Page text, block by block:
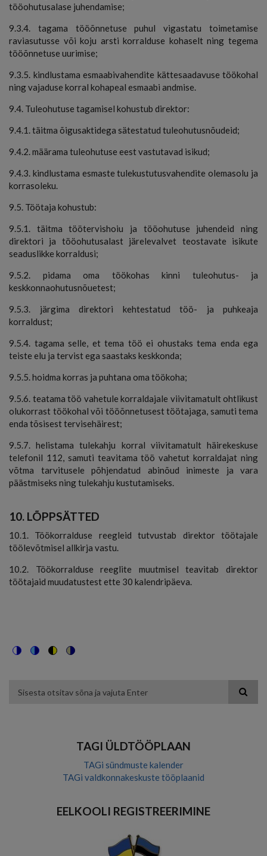
tööohutusalase juhendamise;
9.3.4. tagama tööõnnetuse puhul vigastatu toimetamise
raviasutusse või koju arsti korralduse kohaselt ning tegema
tööõnnetuse uurimise;
9.3.5. kindlustama esmaabivahendite kättesaadavuse töökohal
ning vajaduse korral kohapeal esmaabi andmise.
9.4. Tuleohutuse tagamisel kohustub direktor:
9.4.1. täitma õigusaktidega sätestatud tuleohutusnõudeid;
9.4.2. määrama tuleohutuse eest vastutavad isikud;
9.4.3. kindlustama esmaste tulekustutusvahendite olemasolu ja
korrasoleku.
9.5. Töötaja kohustub:
9.5.1. täitma töötervishoiu ja tööohutuse juhendeid ning
direktori ja tööohutusalast järelevalvet teostavate isikute
seaduslikke korraldusi;
9.5.2. pidama oma töökohas kinni tuleohutus- ja
keskkonnaohutusnõuetest;
9.5.3. järgima direktori kehtestatud töö- ja puhkeaja
korraldust;
9.5.4. tagama selle, et tema töö ei ohustaks tema enda ega
teiste elu ja tervist ega saastaks keskkonda;
9.5.5. hoidma korras ja puhtana oma töökoha;
9.5.6. teatama töö vahetule korraldajale viivitamatult ohtlikust
olukorrast töökohal või tööõnnetusest töötajaga, samuti tema
enda tõsisest tervisehäirest;
9.5.7. helistama tulekahju korral viivitamatult häirekeskuse
telefonil 112, samuti teavitama töö vahetut korraldajat ning
võtma tarvitusele põhjendatud abinõud inimeste ja vara
päästmiseks ning tulekahju kustutamiseks.
10. LÕPPSÄTTED
10.1. Töökorralduse reegleid tutvustab direktor töötajale
töölevõtmisel allkirja vastu.
10.2. Töökorralduse reeglite muutmisel teavitab direktor
töötajaid muudatustest ette 30 kalendripäeva.
themethemevisibility
theme
TAGI ÜLDTÖÖPLAAN
TAGi sündmuste kalender
TAGi valdkonnakeskuste tööplaanid
EELKOOLI REGISTREERIMINE